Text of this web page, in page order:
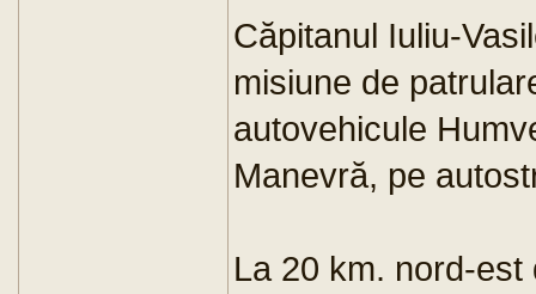
Căpitanul Iuliu-
misiune de
autovehicule
Manevră, pe
La 20 km. nord-